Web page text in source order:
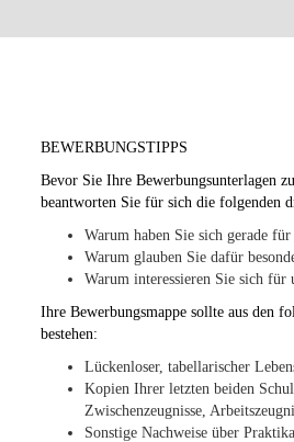
BEWERBUNGSTIPPS
Bevor Sie Ihre Bewerbungsunterlagen
beantworten Sie für sich die folgenden
Warum haben Sie sich gerade
Warum glauben Sie dafür
Warum interessieren Sie sich für
Ihre Bewerbungsmappe sollte aus den
bestehen:
Lückenloser, tabellarischer
Kopien Ihrer letzten beiden
Zwischenzeugnisse,
Sonstige Nachweise über